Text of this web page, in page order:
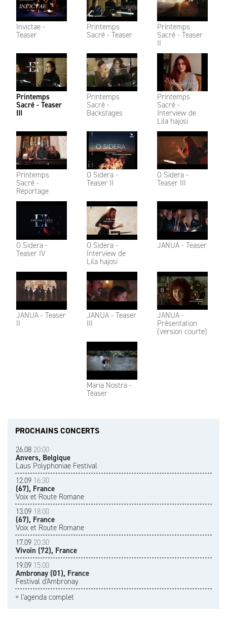
Invictae -
Teaser
Printemps
Sacré - Teaser
Printemps
Sacré - Teaser
II
Printemps
Sacré - Teaser
III
Printemps
Sacré -
Backstages
Printemps
Sacré -
Interview de
Lila hajosi
Printemps
Sacré -
Reportage
O Sidera -
Teaser II
O Sidera -
Teaser III
O Sidera -
Teaser IV
O Sidera -
Interview de
Lila hajosi
JANUA - Teaser
JANUA - Teaser
II
JANUA - Teaser
III
JANUA -
Présentation
(version courte)
Maria Nostra -
Teaser
PROCHAINS CONCERTS
26.08 20:00
Anvers, Belgique
Laus Polyphoniae Festival
12.09 16:30
(67), France
Voix et Route Romane
13.09 18:00
(67), France
Voix et Route Romane
17.09 20:30
Vivoin (72), France
19.09 15:00
Ambronay (01), France
Festival d'Ambronay
+ l'agenda complet